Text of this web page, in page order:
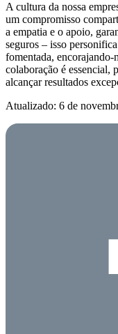
A cultura da nossa
um compromisso
a empatia e o apoio,
seguros – isso
fomentada, encorajando-
colaboração é essencial,
alcançar resultados
Atualizado: 6 de